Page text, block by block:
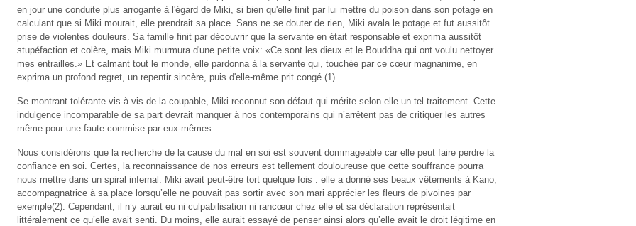
en jour une conduite plus arrogante à l'égard de Miki, si bien qu'elle finit par lui mettre du poison dans son potage en
calculant que si Miki mourait, elle prendrait sa place. Sans ne se douter de rien, Miki avala le potage et fut aussitôt
prise de violentes douleurs. Sa famille finit par découvrir que la servante en était responsable et exprima aussitôt
stupéfaction et colère, mais Miki murmura d'une petite voix: «Ce sont les dieux et le Bouddha qui ont voulu nettoyer
mes entrailles.» Et calmant tout le monde, elle pardonna à la servante qui, touchée par ce cœur magnanime, en
exprima un profond regret, un repentir sincère, puis d'elle-même prit congé.(1)
Se montrant tolérante vis-à-vis de la coupable, Miki reconnut son défaut qui mérite selon elle un tel traitement. Cette
indulgence incomparable de sa part devrait manquer à nos contemporains qui n’arrêtent pas de critiquer les autres
même pour une faute commise par eux-mêmes.
Nous considérons que la recherche de la cause du mal en soi est souvent dommageable car elle peut faire perdre la
confiance en soi. Certes, la reconnaissance de nos erreurs est tellement douloureuse que cette souffrance pourra
nous mettre dans un spiral infernal. Miki avait peut-être tort quelque fois : elle a donné ses beaux vêtements à Kano,
accompagnatrice à sa place lorsqu’elle ne pouvait pas sortir avec son mari apprécier les fleurs de pivoines par
exemple(2). Cependant, il n’y aurait eu ni culpabilisation ni rancœur chez elle et sa déclaration représentait
littéralement ce qu’elle avait senti. Du moins, elle aurait essayé de penser ainsi alors qu’elle avait le droit légitime en